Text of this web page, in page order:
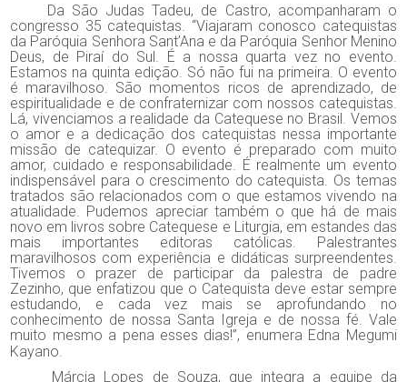
Da São Judas Tadeu, de Castro, acompanharam o
congresso 35 catequistas. “Viajaram conosco catequistas
da Paróquia Senhora Sant’Ana e da Paróquia Senhor Menino
Deus, de Piraí do Sul. É a nossa quarta vez no evento.
Estamos na quinta edição. Só não fui na primeira. O evento
é maravilhoso. São momentos ricos de aprendizado, de
espiritualidade e de confraternizar com nossos catequistas.
Lá, vivenciamos a realidade da Catequese no Brasil. Vemos
o amor e a dedicação dos catequistas nessa importante
missão de catequizar. O evento é preparado com muito
amor, cuidado e responsabilidade. É realmente um evento
indispensável para o crescimento do catequista.
Os temas
tratados são relacionados com o que estamos vivendo na
atualidade. Pudemos apreciar também o que há de mais
novo em livros sobre Catequese e Liturgia, em estandes das
mais importantes editoras católicas. Palestrantes
maravilhosos com experiência e didáticas surpreendentes.
Tivemos o prazer de participar da palestra de padre
Zezinho, que enfatizou que o Catequista deve estar sempre
estudando, e cada vez mais se aprofundando no
conhecimento de nossa Santa Igreja e de nossa fé. Vale
muito mesmo a pena esses dias!”, enumera Edna Megumi
Kayano.
Márcia Lopes de Souza, que integra a equipe da